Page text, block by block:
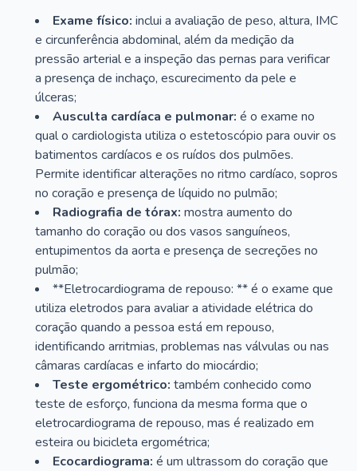
Exame físico: inclui a avaliação de peso, altura, IMC
e circunferência abdominal, além da medição da
pressão arterial e a inspeção das pernas para verificar
a presença de inchaço, escurecimento da pele e
úlceras;
Ausculta cardíaca e pulmonar: é o exame no
qual o cardiologista utiliza o estetoscópio para ouvir os
batimentos cardíacos e os ruídos dos pulmões.
Permite identificar alterações no ritmo cardíaco, sopros
no coração e presença de líquido no pulmão;
Radiografia de tórax: mostra aumento do
tamanho do coração ou dos vasos sanguíneos,
entupimentos da aorta e presença de secreções no
pulmão;
**Eletrocardiograma de repouso: ** é o exame que
utiliza eletrodos para avaliar a atividade elétrica do
coração quando a pessoa está em repouso,
identificando arritmias, problemas nas válvulas ou nas
câmaras cardíacas e infarto do miocárdio;
Teste ergométrico: também conhecido como
teste de esforço, funciona da mesma forma que o
eletrocardiograma de repouso, mas é realizado em
esteira ou bicicleta ergométrica;
Ecocardiograma: é um ultrassom do coração que